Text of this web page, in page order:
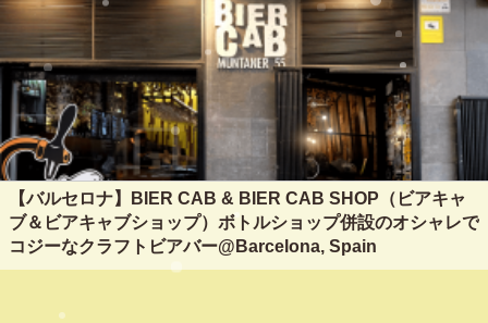
【バルセロナ】BIER CAB & BIER CAB SHOP（ビアキャ
ブ＆ビアキャブショップ）ボトルショップ併設のオシャレで
コジーなクラフトビアバー@Barcelona, Spain